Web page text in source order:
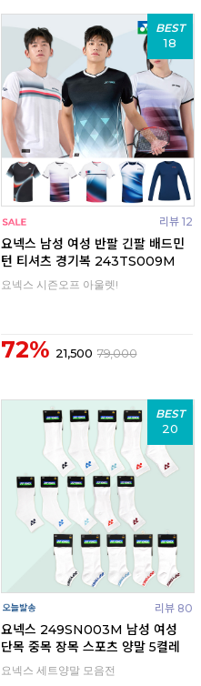
BEST
18
리뷰 12
요넥스 남성 여성 반팔 긴팔 배드민
턴 티셔츠 경기복 243TS009M
요넥스 시즌오프 아울렛!
72% 21,500 79,000
BEST
20
리뷰 80
요넥스 249SN003M 남성 여성
단목 중목 장목 스포츠 양말 5켤레
요넥스 세트양말 모음전